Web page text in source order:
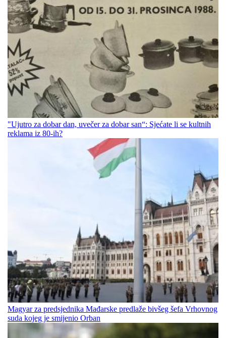
"Ujutro za dobar dan, uvečer za dobar san“: Sjećate li se kultnih
reklama iz 80-ih?
Magyar za predsjednika Mađarske predlaže bivšeg šefa Vrhovnog
suda kojeg je smijenio Orban